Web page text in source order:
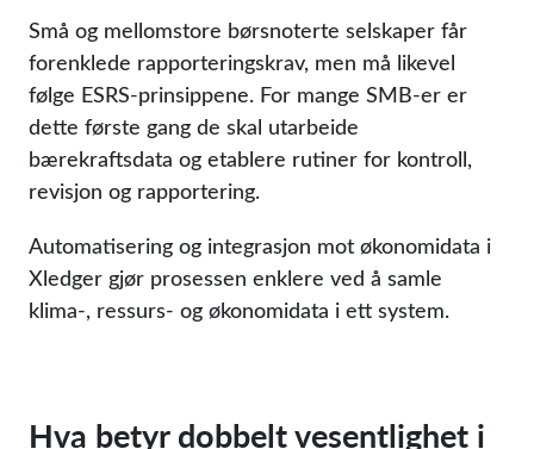
Små og mellomstore børsnoterte selskaper får
forenklede rapporteringskrav, men må likevel
følge ESRS-prinsippene. For mange SMB-er er
dette første gang de skal utarbeide
bærekraftsdata og etablere rutiner for kontroll,
revisjon og rapportering.
Automatisering og integrasjon mot økonomidata i
Xledger gjør prosessen enklere ved å samle
klima-, ressurs- og økonomidata i ett system.
Hva betyr dobbelt vesentlighet i